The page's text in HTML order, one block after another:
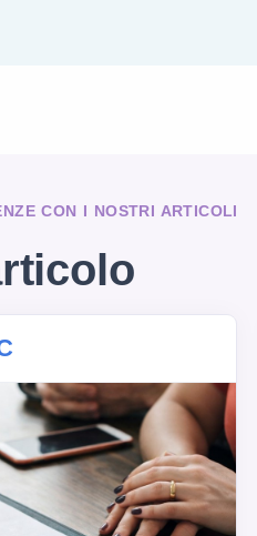
CON I NOSTRI ARTICOLI